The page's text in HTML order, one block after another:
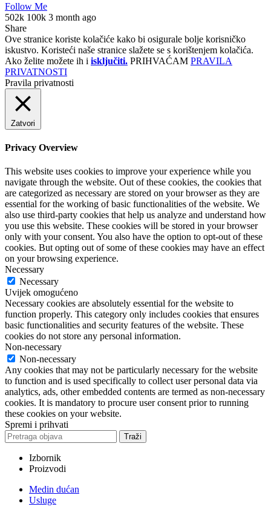
Follow Me
502k 100k 3 month ago
Share
Ove stranice koriste kolačiće kako bi osigurale bolje korisničko
iskustvo. Koristeći naše stranice slažete se s korištenjem kolačića.
Ako želite možete ih i isključiti. PRIHVAĆAM PRAVILA
PRIVATNOSTI
Pravila privatnosti
Zatvori
Privacy Overview
This website uses cookies to improve your experience while you
navigate through the website. Out of these cookies, the cookies that
are categorized as necessary are stored on your browser as they are
essential for the working of basic functionalities of the website. We
also use third-party cookies that help us analyze and understand how
you use this website. These cookies will be stored in your browser
only with your consent. You also have the option to opt-out of these
cookies. But opting out of some of these cookies may have an effect
on your browsing experience.
Necessary
Necessary
Uvijek omogućeno
Necessary cookies are absolutely essential for the website to
function properly. This category only includes cookies that ensures
basic functionalities and security features of the website. These
cookies do not store any personal information.
Non-necessary
Non-necessary
Any cookies that may not be particularly necessary for the website
to function and is used specifically to collect user personal data via
analytics, ads, other embedded contents are termed as non-necessary
cookies. It is mandatory to procure user consent prior to running
these cookies on your website.
Spremi i prihvati
Traži
Izbornik
Proizvodi
Medin dućan
Usluge